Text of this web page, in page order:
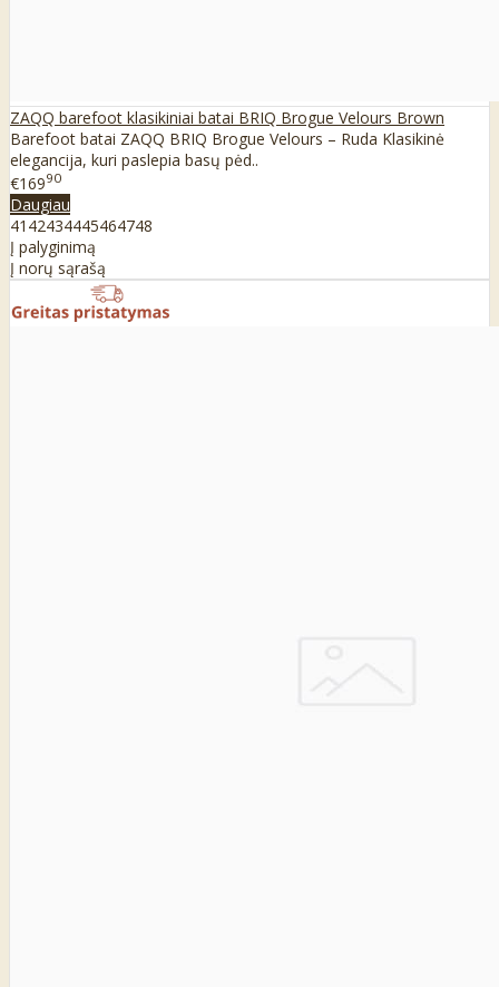
ZAQQ barefoot klasikiniai batai BRIQ Brogue Velours Brown
Barefoot batai ZAQQ BRIQ Brogue Velours – Ruda Klasikinė
elegancija, kuri paslepia basų pėd..
€16990
Daugiau
41 42434445464748
Į palyginimą
Į norų sąrašą